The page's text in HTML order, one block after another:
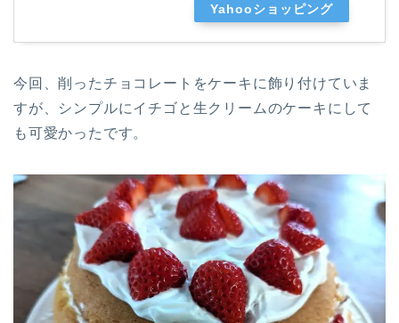
Yahooショッピング
今回、削ったチョコレートをケーキに飾り付けていま
すが、シンプルにイチゴと生クリームのケーキにして
も可愛かったです。